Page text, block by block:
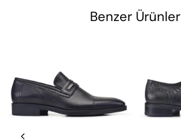
Benzer Ürünler